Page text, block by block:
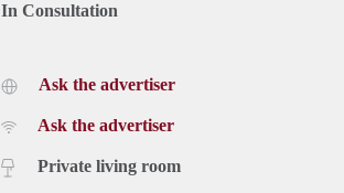
In Consultation
Ask the advertiser
Ask the advertiser
Private living room